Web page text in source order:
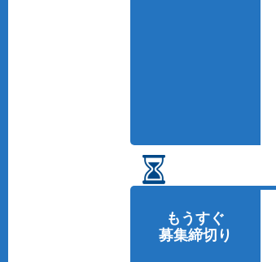
もうすぐ
募集締切り